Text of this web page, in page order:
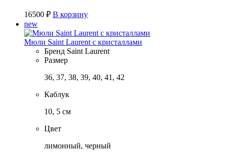
16500 ₽ В корзину
new
Мюли Saint Laurent с кристаллами
Бренд Saint Laurent
Размер
36, 37, 38, 39, 40, 41, 42
Каблук
10, 5 см
Цвет
лимонный, черный